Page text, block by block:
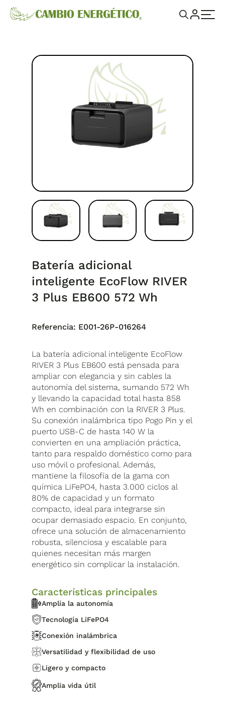
Batería adicional
inteligente EcoFlow RIVER
3 Plus EB600 572 Wh
Referencia: E001-26P-016264
La batería adicional inteligente EcoFlow
RIVER 3 Plus EB600 está pensada para
ampliar con elegancia y sin cables la
autonomía del sistema, sumando 572 Wh
y llevando la capacidad total hasta 858
Wh en combinación con la RIVER 3 Plus.
Su conexión inalámbrica tipo Pogo Pin y el
puerto USB-C de hasta 140 W la
convierten en una ampliación práctica,
tanto para respaldo doméstico como para
uso móvil o profesional. Además,
mantiene la filosofía de la gama con
química LiFePO4, hasta 3.000 ciclos al
80% de capacidad y un formato
compacto, ideal para integrarse sin
ocupar demasiado espacio. En conjunto,
ofrece una solución de almacenamiento
robusta, silenciosa y escalable para
quienes necesitan más margen
energético sin complicar la instalación.
Características principales
Amplía la autonomía
Tecnología LiFePO4
Conexión inalámbrica
Versatilidad y flexibilidad de uso
Ligero y compacto
Amplia vida útil